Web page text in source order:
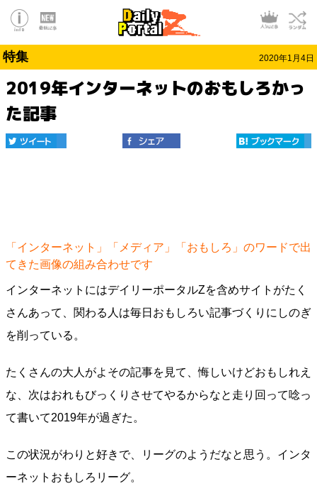
特集 2020年1月4日
2019年インターネットのおもしろかっ
た記事
「インターネット」「メディア」「おもしろ」のワードで出
てきた画像の組み合わせです
インターネットにはデイリーポータルZを含めサイトがたく
さんあって、関わる人は毎日おもしろい記事づくりにしのぎ
を削っている。
たくさんの大人がよその記事を見て、悔しいけどおもしれえ
な、次はおれもびっくりさせてやるからなと走り回って唸っ
て書いて2019年が過ぎた。
この状況がわりと好きで、リーグのようだなと思う。インタ
ーネットおもしろリーグ。